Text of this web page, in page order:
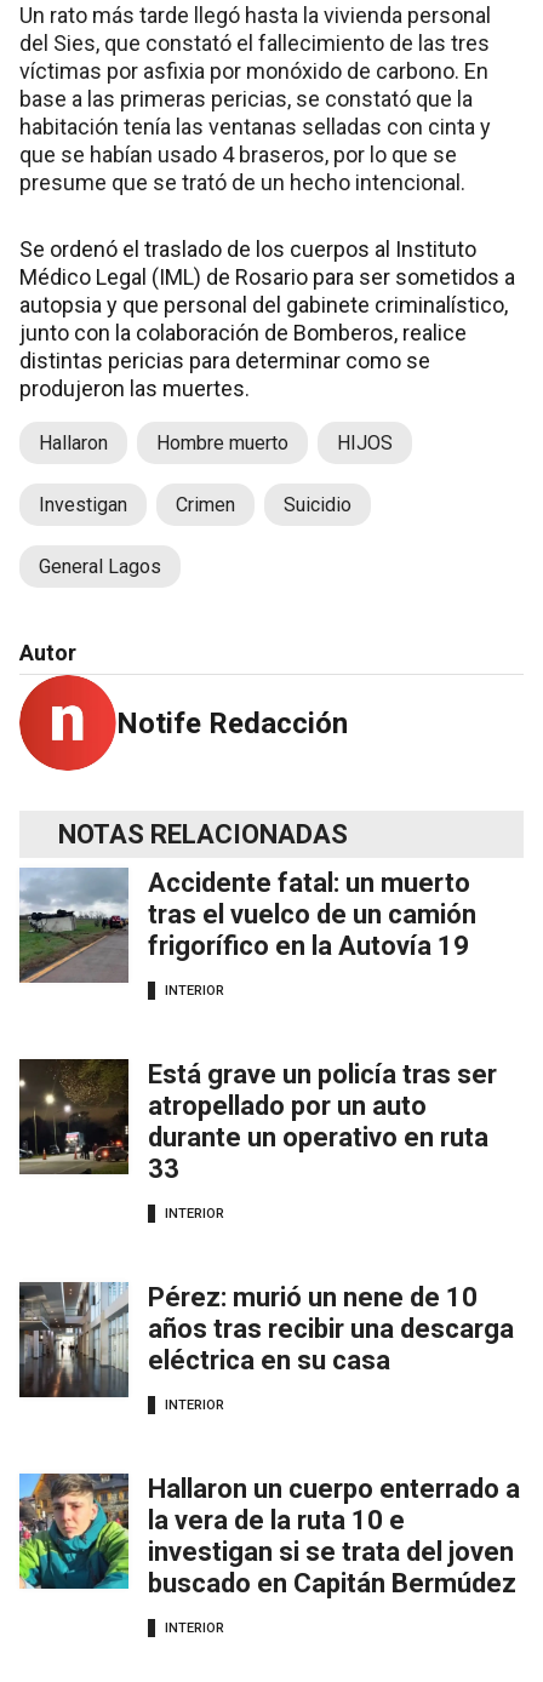
Un rato más tarde llegó hasta la vivienda personal
del Sies, que constató el fallecimiento de las tres
víctimas por asfixia por monóxido de carbono. En
base a las primeras pericias, se constató que la
habitación tenía las ventanas selladas con cinta y
que se habían usado 4 braseros, por lo que se
presume que se trató de un hecho intencional.
Se ordenó el traslado de los cuerpos al Instituto
Médico Legal (IML) de Rosario para ser sometidos a
autopsia y que personal del gabinete criminalístico,
junto con la colaboración de Bomberos, realice
distintas pericias para determinar como se
produjeron las muertes.
Hallaron Hombre muerto HIJOS
Investigan Crimen Suicidio
General Lagos
Autor
Notife Redacción
NOTAS RELACIONADAS
Accidente fatal: un muerto
tras el vuelco de un camión
frigorífico en la Autovía 19
INTERIOR
Está grave un policía tras ser
atropellado por un auto
durante un operativo en ruta
33
INTERIOR
Pérez: murió un nene de 10
años tras recibir una descarga
eléctrica en su casa
INTERIOR
Hallaron un cuerpo enterrado a
la vera de la ruta 10 e
investigan si se trata del joven
buscado en Capitán Bermúdez
INTERIOR